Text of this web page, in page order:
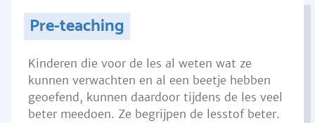
Pre-teaching
Kinderen die voor de les al weten wat ze
kunnen verwachten en al een beetje hebben
geoefend, kunnen daardoor tijdens de les veel
beter meedoen. Ze begrijpen de lesstof beter.